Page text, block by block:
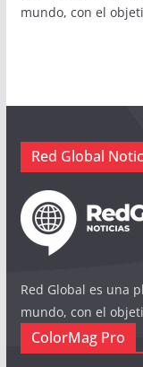
mundo, con el
Red Global
Red Global es una
mundo, con el
ColorMag Pro